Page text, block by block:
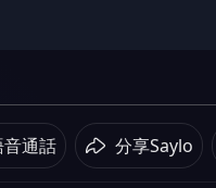
音通話 分享Saylo